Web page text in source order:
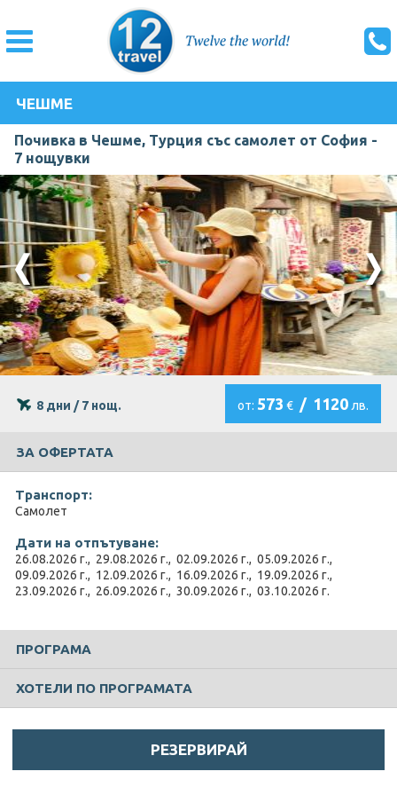
ЧЕШМЕ
Почивка в Чешме, Турция със самолет от София -
7 нощувки
8 дни / 7 нощ. от: 573 € / 1120 лв.
ЗА ОФЕРТАТА
Транспорт:
Самолет
Дати на отпътуване:
26.08.2026 г., 29.08.2026 г., 02.09.2026 г., 05.09.2026 г.,
09.09.2026 г., 12.09.2026 г., 16.09.2026 г., 19.09.2026 г.,
23.09.2026 г., 26.09.2026 г., 30.09.2026 г., 03.10.2026 г.
ПРОГРАМА
ХОТЕЛИ ПО ПРОГРАМАТА
РЕЗЕРВИРАЙ